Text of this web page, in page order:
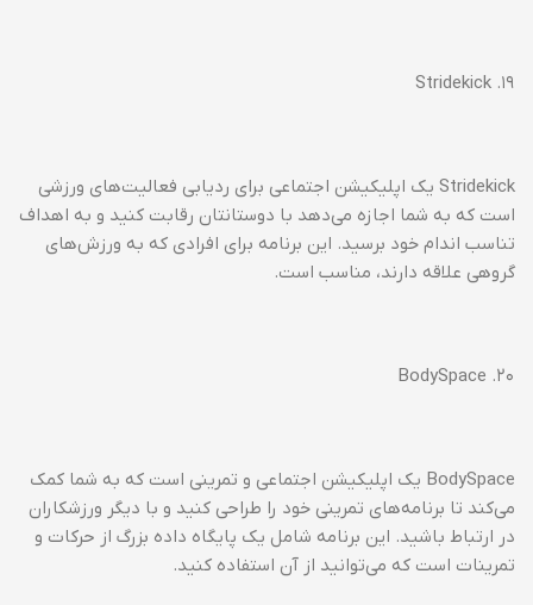
Stridekick یک اپلیکیشن اجتماعی برای ردیابی فعالیت‌های ورزشی
است که به شما اجازه می‌دهد با دوستانتان رقابت کنید و به اهداف
تناسب اندام خود برسید. این برنامه برای افرادی که به ورزش‌های
گروهی علاقه دارند، مناسب است.
BodySpace یک اپلیکیشن اجتماعی و تمرینی است که به شما کمک
می‌کند تا برنامه‌های تمرینی خود را طراحی کنید و با دیگر ورزشکاران
در ارتباط باشید. این برنامه شامل یک پایگاه داده بزرگ از حرکات و
تمرینات است که می‌توانید از آن استفاده کنید.